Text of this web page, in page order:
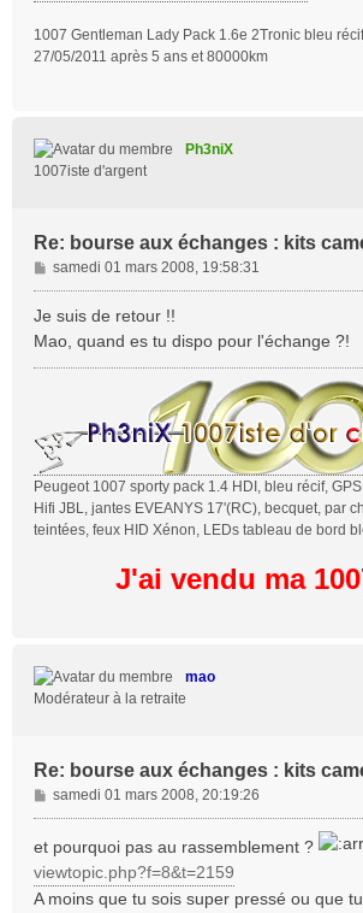
1007 Gentleman Lady Pack 1.6e 2Tronic bleu
27/05/2011 après 5 ans et 80000km
Ph3niX
1007iste d'argent
Re: bourse aux échanges : kits
M
e
s
samedi 01 mars 2008, 19:58:31
Je suis de retour !!
Mao, quand es tu dispo pour l'échange ?!
Peugeot 1007 sporty pack 1.4 HDI, bleu récif,
Hifi JBL, jantes EVEANYS 17'(RC), becquet, par
teintées, feux HID Xénon, LEDs tableau de bord
J'ai vendu ma
mao
Modérateur à la retraite
Re: bourse aux échanges : kits
M
e
s
a
g
samedi 01 mars 2008, 20:19:26
et pourquoi pas au rassemblement ?
viewtopic.php?f=8&t=2159
A moins que tu sois super pressé ou que